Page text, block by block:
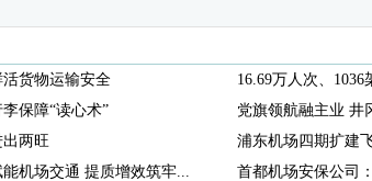
货物运输安全
保障“读心术”
两旺
机场交通 提质增效筑牢...
16.69万人次、
党旗领航融主业 井
浦东机场四期扩建
首都机场安保公司